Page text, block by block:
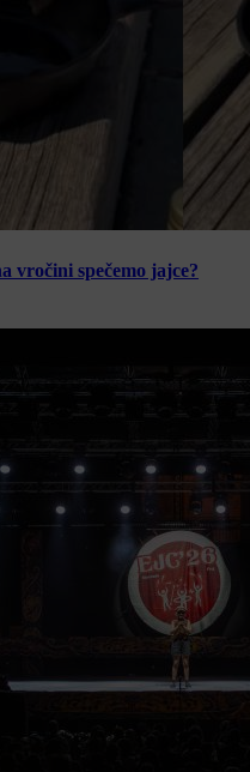
vročini spečemo jajce?